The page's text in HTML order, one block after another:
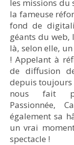
les missions du
la fameuse
fond de
géants du web,
là, selon elle,
! Appelant à
de diffusion
depuis toujours
nous fait
Passionnée,
également sa
un vrai
spectacle !